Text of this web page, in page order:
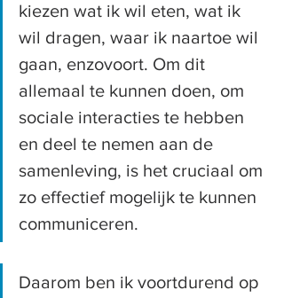
kiezen wat ik wil eten, wat ik
wil dragen, waar ik naartoe wil
gaan, enzovoort. Om dit
allemaal te kunnen doen, om
sociale interacties te hebben
en deel te nemen aan de
samenleving, is het cruciaal om
zo effectief mogelijk te kunnen
communiceren.
Daarom ben ik voortdurend op